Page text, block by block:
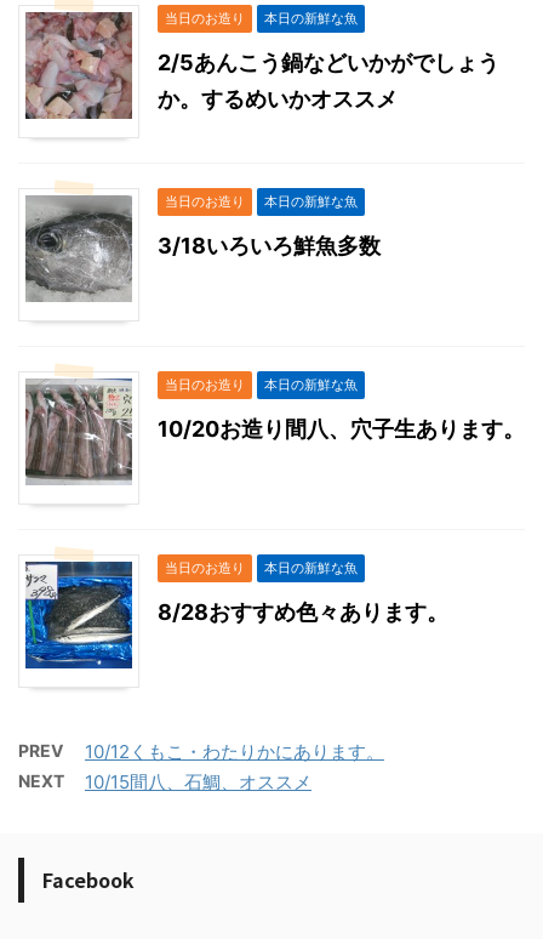
当日のお造り 本日の新鮮な魚
2/5あんこう鍋などいかがでしょう
か。するめいかオススメ
当日のお造り 本日の新鮮な魚
3/18いろいろ鮮魚多数
当日のお造り 本日の新鮮な魚
10/20お造り間八、穴子生あります。
当日のお造り 本日の新鮮な魚
8/28おすすめ色々あります。
PREV 10/12くもこ・わたりかにあります。
NEXT 10/15間八、石鯛、オススメ
Facebook